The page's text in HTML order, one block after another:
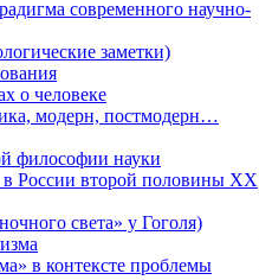
современного научно-
заметки)
о человеке
модерн, постмодерн…
философии науки
России второй половины ХХ
света» у Гоголя)
в контексте проблемы